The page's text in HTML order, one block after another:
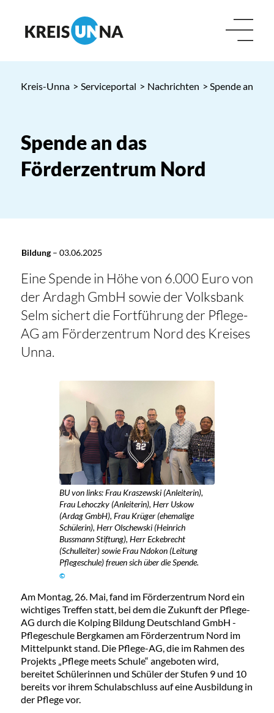
Kreis-Unna > Serviceportal > Nachrichten > Spende an
Spende an das
Förderzentrum Nord
Bildung– 03.06.2025
Eine Spende in Höhe von 6.000 Euro von
der Ardagh GmbH sowie der Volksbank
Selm sichert die Fortführung der Pflege-
AG am Förderzentrum Nord des Kreises
Unna.
BU von links: Frau Kraszewski (Anleiterin),
Frau Lehoczky (Anleiterin), Herr Uskow
(Ardag GmbH), Frau Krüger (ehemalige
Schülerin), Herr Olschewski (Heinrich
Bussmann Stiftung), Herr Eckebrecht
(Schulleiter) sowie Frau Ndokon (Leitung
Pflegeschule) freuen sich über die Spende.
©
Am Montag, 26. Mai, fand im Förderzentrum Nord ein
wichtiges Treffen statt, bei dem die Zukunft der Pflege-
AG durch die Kolping Bildung Deutschland GmbH -
Pflegeschule Bergkamen am Förderzentrum Nord im
Mittelpunkt stand. Die Pflege-AG, die im Rahmen des
Projekts „Pflege meets Schule“ angeboten wird,
bereitet Schülerinnen und Schüler der Stufen 9 und 10
bereits vor ihrem Schulabschluss auf eine Ausbildung in
der Pflege vor.